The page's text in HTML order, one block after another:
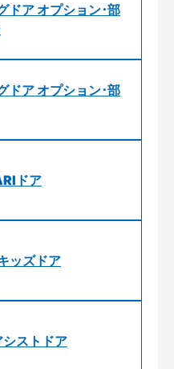
ア オプション･部
ア オプション･部
ドア
ッズドア
ストドア